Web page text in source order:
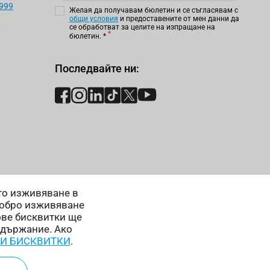
изживяване в
изживяване
бисквитки ще
Ако
БИСКВИТКИ.
Желая да получавам бюлетин и се съгласявам с
общи условия и предоставените от мен данни да
се обработват за целите на изпращане на
бюлетин. *
Последвайте ни: